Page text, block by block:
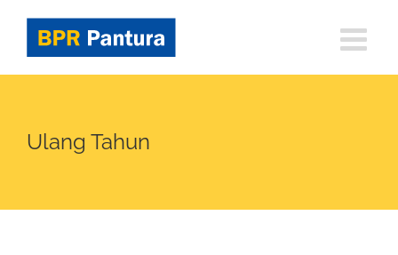
content
Ulang Tahun